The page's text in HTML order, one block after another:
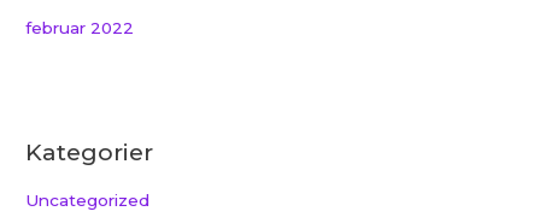
februar 2022
Kategorier
Uncategorized